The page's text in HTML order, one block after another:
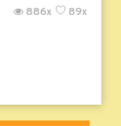
89x
886x